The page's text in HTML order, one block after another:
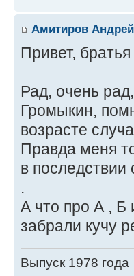
Амитиров Андрей
Привет,
Рад, очень
Громыкин,
возрасте
Правда меня
в
.
А что про А , Б
забрали кучу
Выпуск 1978 года